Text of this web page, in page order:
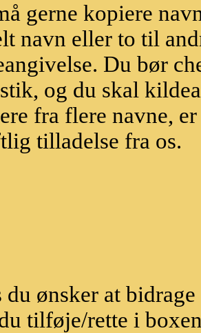
gerne kopiere
navn eller to til
Du bør
og du skal
fra flere navne,
tilladelse fra os.
du ønsker at
tilføje/rette i